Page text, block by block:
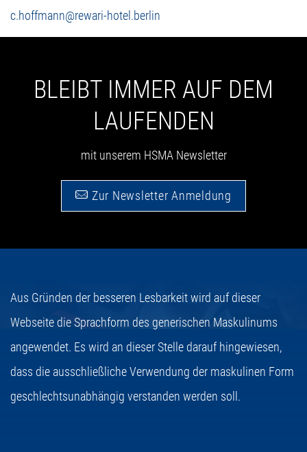
c.hoffmann@rewari-hotel.berlin
BLEIBT IMMER AUF DEM
LAUFENDEN
mit unserem HSMA Newsletter
Zur Newsletter Anmeldung
Aus Gründen der besseren Lesbarkeit wird auf dieser
Webseite die Sprachform des generischen Maskulinums
angewendet. Es wird an dieser Stelle darauf hingewiesen,
dass die ausschließliche Verwendung der maskulinen Form
geschlechtsunabhängig verstanden werden soll.